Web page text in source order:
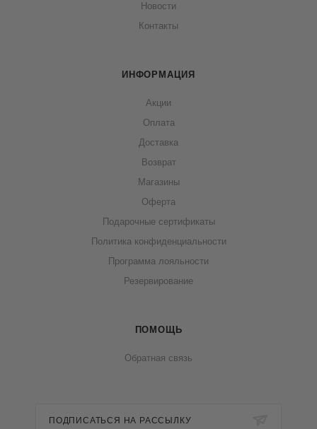
Новости
Контакты
ИНФОРМАЦИЯ
Акции
Оплата
Доставка
Возврат
Магазины
Оферта
Подарочные сертификаты
Политика конфиденциальности
Программа лояльности
Резервирование
ПОМОЩЬ
Обратная связь
ПОДПИСАТЬСЯ НА РАССЫЛКУ